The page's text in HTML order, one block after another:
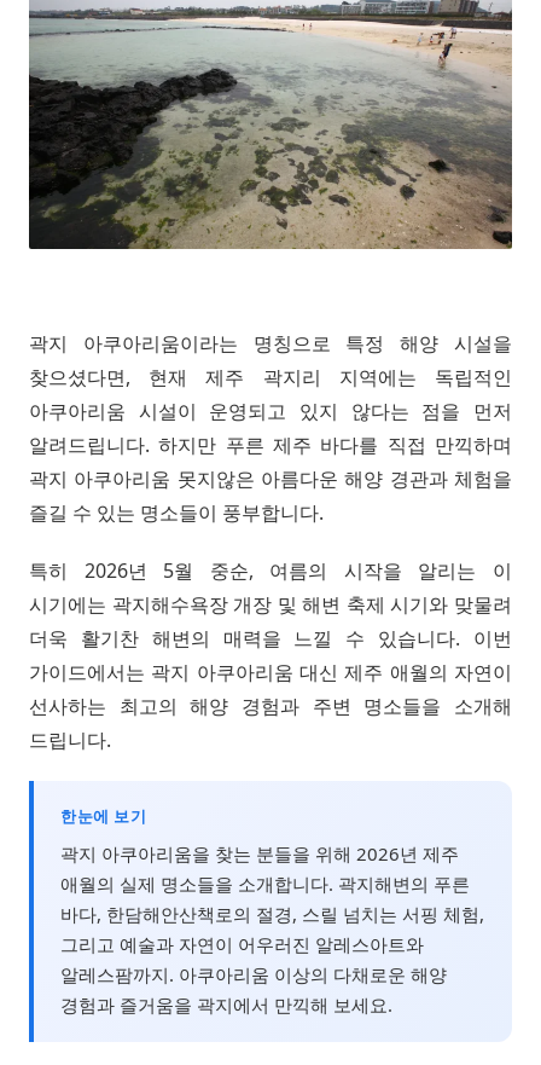
곽지 아쿠아리움이라는 명칭으로 특정 해양 시설을
찾으셨다면, 현재 제주 곽지리 지역에는 독립적인
아쿠아리움 시설이 운영되고 있지 않다는 점을 먼저
알려드립니다. 하지만 푸른 제주 바다를 직접 만끽하며
곽지 아쿠아리움 못지않은 아름다운 해양 경관과 체험을
즐길 수 있는 명소들이 풍부합니다.
특히 2026년 5월 중순, 여름의 시작을 알리는 이
시기에는 곽지해수욕장 개장 및 해변 축제 시기와 맞물려
더욱 활기찬 해변의 매력을 느낄 수 있습니다. 이번
가이드에서는 곽지 아쿠아리움 대신 제주 애월의 자연이
선사하는 최고의 해양 경험과 주변 명소들을 소개해
드립니다.
한눈에 보기
곽지 아쿠아리움을 찾는 분들을 위해 2026년 제주
애월의 실제 명소들을 소개합니다. 곽지해변의 푸른
바다, 한담해안산책로의 절경, 스릴 넘치는 서핑 체험,
그리고 예술과 자연이 어우러진 알레스아트와
알레스팜까지. 아쿠아리움 이상의 다채로운 해양
경험과 즐거움을 곽지에서 만끽해 보세요.